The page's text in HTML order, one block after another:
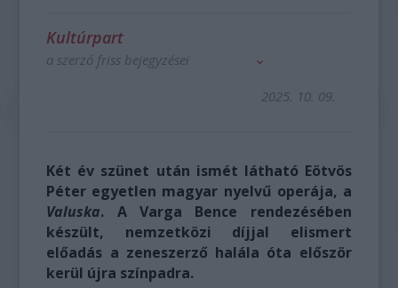
Kultúrpart
a szerző friss bejegyzései
2025. 10. 09.
Két év szünet után ismét látható Eötvös
Péter egyetlen magyar nyelvű operája, a
Valuska. A Varga Bence rendezésében
készült, nemzetközi díjjal elismert
előadás a zeneszerző halála óta először
kerül újra színpadra.